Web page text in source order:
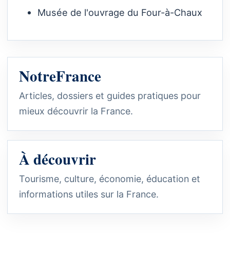
Musée de l'ouvrage du Four-à-Chaux
NotreFrance
Articles, dossiers et guides pratiques pour
mieux découvrir la France.
À découvrir
Tourisme, culture, économie, éducation et
informations utiles sur la France.